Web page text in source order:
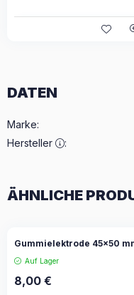
DATEN
Marke:
Hersteller
:
ÄHNLICHE
Gummielektrode 45x50
Auf Lager
8,00 €